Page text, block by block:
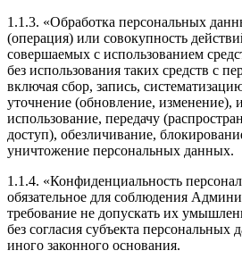
1.1.3. «Обработка персональных
(операция) или совокупность
совершаемых с использованием
без использования таких средств с
включая сбор, запись,
уточнение (обновление, изменение),
использование, передачу
доступ), обезличивание,
уничтожение персональных данных.
1.1.4. «Конфиденциальность
обязательное для соблюдения
требование не допускать их
без согласия субъекта
иного законного основания.